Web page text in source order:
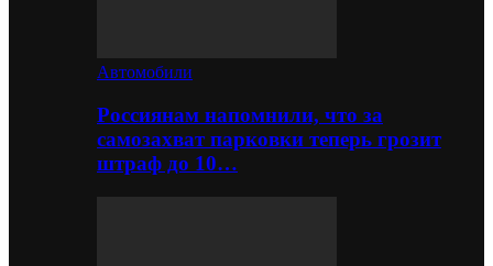
Автомобили
Россиянам напомнили, что за
самозахват парковки теперь грозит
штраф до 10…